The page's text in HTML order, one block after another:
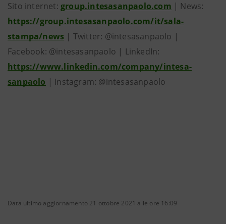
Sito internet: group.intesasanpaolo.com | News:
https://group.intesasanpaolo.com/it/sala-
stampa/news | Twitter: @intesasanpaolo |
Facebook: @intesasanpaolo | LinkedIn:
https://www.linkedin.com/company/intesa-
sanpaolo | Instagram: @intesasanpaolo
Data ultimo aggiornamento 21 ottobre 2021 alle ore 16:09